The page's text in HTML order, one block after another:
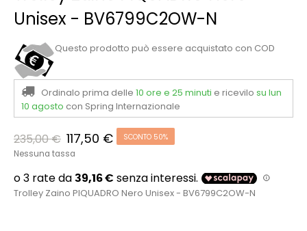
Unisex - BV6799C2OW-N
Questo prodotto può essere acquistato con COD
Ordinalo prima delle 10 ore e 25 minuti e ricevilo su lun
10 agosto con Spring Internazionale
235,00 € 117,50 € SCONTO 50%
Nessuna tassa
Trolley Zaino PIQUADRO Nero Unisex - BV6799C2OW-N